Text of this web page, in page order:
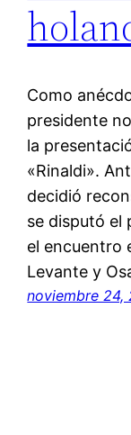
Como
presidente
la
«Rinaldi».
decidió
se disputó el
el encuentro
Levante y
noviembre 24,